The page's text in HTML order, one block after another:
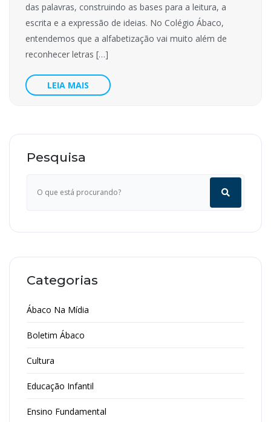
das palavras, construindo as bases para a leitura, a
escrita e a expressão de ideias. No Colégio Ábaco,
entendemos que a alfabetização vai muito além de
reconhecer letras […]
LEIA MAIS
Pesquisa
Categorias
Ábaco Na Mídia
Boletim Ábaco
Cultura
Educação Infantil
Ensino Fundamental